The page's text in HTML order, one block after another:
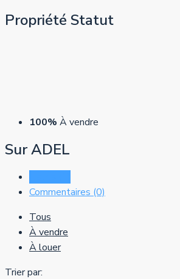
Propriété Statut
100% À vendre
Sur ADEL
Commentaires (0)
Tous
À vendre
À louer
Trier par: